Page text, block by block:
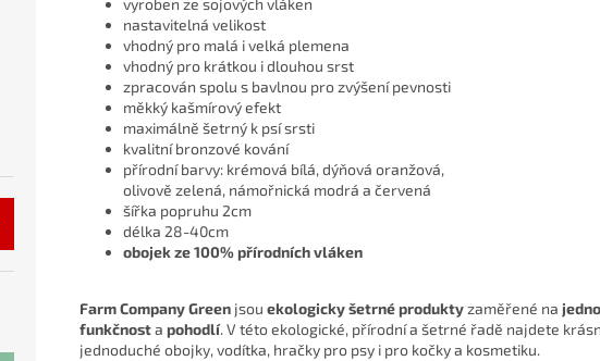
vyroben ze sojových vláken
nastavitelná velikost
vhodný pro malá i velká plemena
vhodný pro krátkou i dlouhou srst
zpracován spolu s bavlnou pro zvýšení pevnosti
měkký kašmírový efekt
maximálně šetrný k psí srsti
kvalitní bronzové kování
přírodní barvy: krémová bílá, dýňová oranžová,
olivově zelená, námořnická modrá a červená
šířka popruhu 2cm
délka 28-40cm
obojek ze 100% přírodních vláken
Farm Company Green jsou ekologicky šetrné produktyzaměřené na
funkčnosta pohodlí. V této ekologické, přírodní a šetrné řadě najdete
jednoduché obojky, vodítka, hračky pro psy i pro kočky a kosmetiku.